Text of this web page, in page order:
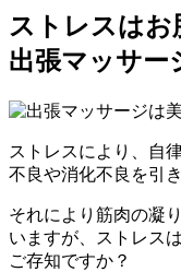
ストレスはお
出張マッサー
ストレスにより、自
不良や消化不良を引
それにより筋肉の凝
いますが、ストレス
ご存知ですか？